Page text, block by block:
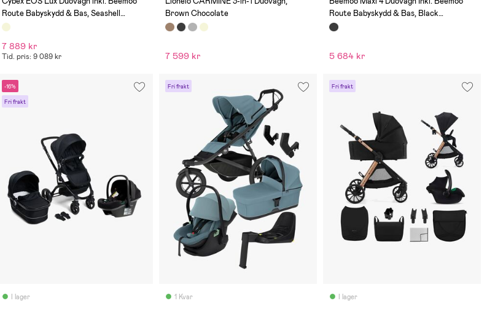
Route Babyskydd & Bas, Seashell
Beige/Mineral Grey
7 889 kr
Tid. pris: 9 089 kr
Brown Chocolate
7 599 kr
Route Babyskydd & Bas, Black
Silver/Mineral Gray
5 684 kr
-16%
Fri frakt
I lager
Fri frakt
1 Kvar
Fri frakt
I lager